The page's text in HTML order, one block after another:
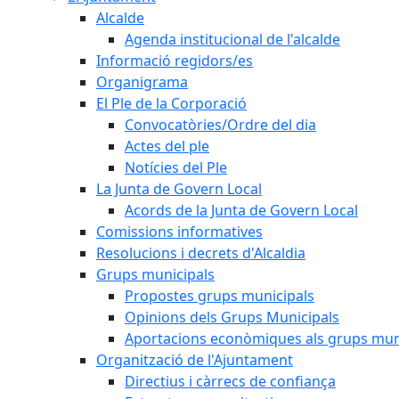
Alcalde
Agenda institucional de l'alcalde
Informació regidors/es
Organigrama
El Ple de la Corporació
Convocatòries/Ordre del dia
Actes del ple
Notícies del Ple
La Junta de Govern Local
Acords de la Junta de Govern Local
Comissions informatives
Resolucions i decrets d'Alcaldia
Grups municipals
Propostes grups municipals
Opinions dels Grups Municipals
Aportacions econòmiques als grups
Organització de l'Ajuntament
Directius i càrrecs de confiança